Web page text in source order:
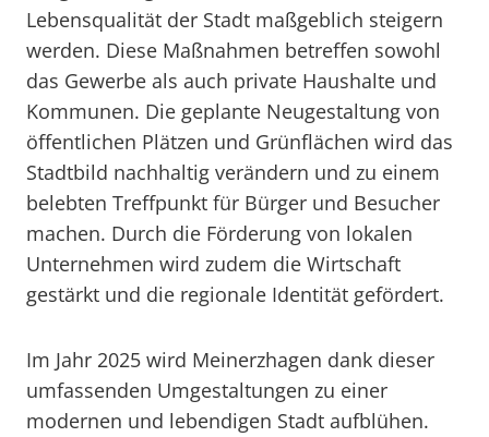
Lebensqualität der Stadt maßgeblich steigern
werden. Diese Maßnahmen betreffen sowohl
das Gewerbe als auch private Haushalte und
Kommunen. Die geplante Neugestaltung von
öffentlichen Plätzen und Grünflächen wird das
Stadtbild nachhaltig verändern und zu einem
belebten Treffpunkt für Bürger und Besucher
machen. Durch die Förderung von lokalen
Unternehmen wird zudem die Wirtschaft
gestärkt und die regionale Identität gefördert.
Im Jahr 2025 wird Meinerzhagen dank dieser
umfassenden Umgestaltungen zu einer
modernen und lebendigen Stadt aufblühen.